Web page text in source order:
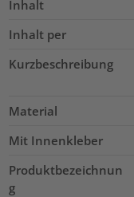
Inhalt
Inhalt per
Kurzbeschreibung
Material
Mit Innenkleber
Produktbezeichnun
g